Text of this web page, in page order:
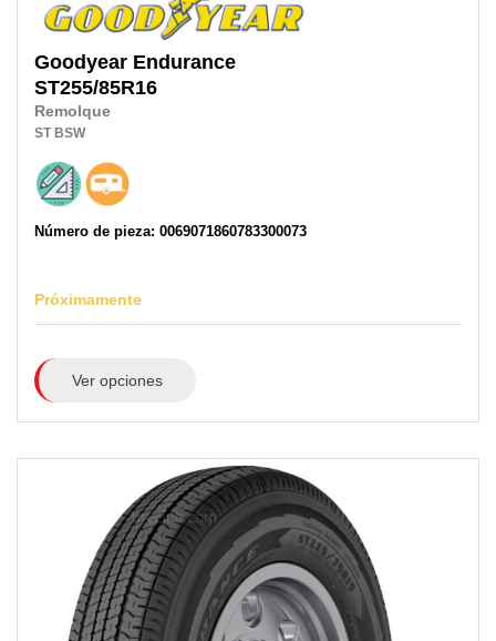
Goodyear Endurance
ST255/85R16
Remolque
ST BSW
Número de pieza: 0069071860783300073
Próximamente
Ver opciones